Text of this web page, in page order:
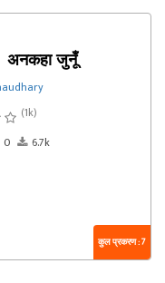
अनकहा जुनूँ
(1k)
0 6.7k
कुल प्रकरण : 7